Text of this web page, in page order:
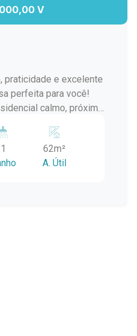
V
praticidade e excelente
perfeita para você!
calmo, próxima
o que você precisa
Sala de estar
Entre em
1
62m²
A. Útil